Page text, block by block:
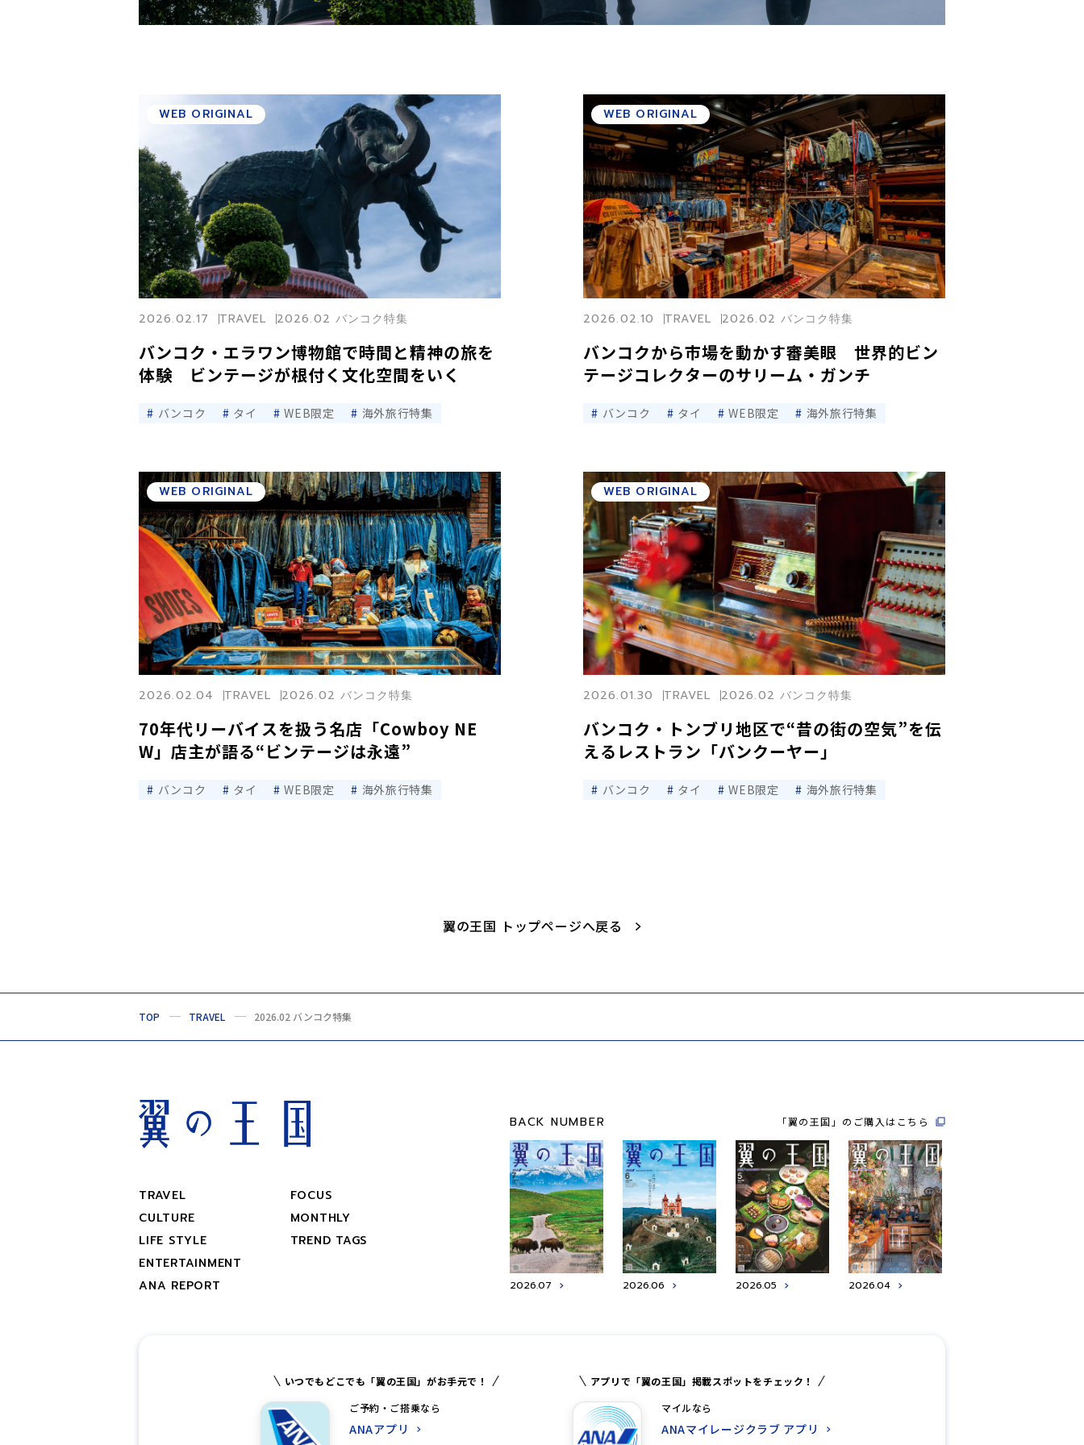
バンコク・エラワン博物館で時間と精神の旅を
体験 ビンテージが根付く文化空間をいく
2026.02.17 TRAVEL 2026.02 バンコク特集
WEB ORIGINAL
バンコク タイ WEB限定 海外旅行特集
バンコクから市場を動かす審美眼 世界的ビン
テージコレクターのサリーム・ガンチ
2026.02.10 TRAVEL 2026.02 バンコク特集
WEB ORIGINAL
バンコク タイ WEB限定 海外旅行特集
70年代リーバイスを扱う名店「Cowboy NE
W」店主が語る“ビンテージは永遠”
2026.02.04 TRAVEL 2026.02 バンコク特集
WEB ORIGINAL
バンコク タイ WEB限定 海外旅行特集
バンコク・トンブリ地区で“昔の街の空気”を伝
えるレストラン「バンクーヤー」
2026.01.30 TRAVEL 2026.02 バンコク特集
WEB ORIGINAL
バンコク タイ WEB限定 海外旅行特集
翼の王国 トップページへ戻る
TOP TRAVEL 2026.02 バンコク特集
TRAVEL
CULTURE
LIFE STYLE
ENTERTAINMENT
ANA REPORT
FOCUS
MONTHLY
TREND TAGS
BACK NUMBER
2026.07 2026.06 2026.05 2026.04
「翼の王国」のご購入はこちら
いつでもどこでも「翼の王国」がお手元で！
ご予約・ご搭乗なら
ANAアプリ
アプリで「翼の王国」掲載スポットをチェック！
マイルなら
ANAマイレージクラブ アプリ